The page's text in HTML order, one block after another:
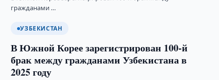
гражданами …
УЗБЕКИСТАН
В Южной Корее зарегистрирован 100-й
брак между гражданами Узбекистана в
2025 году